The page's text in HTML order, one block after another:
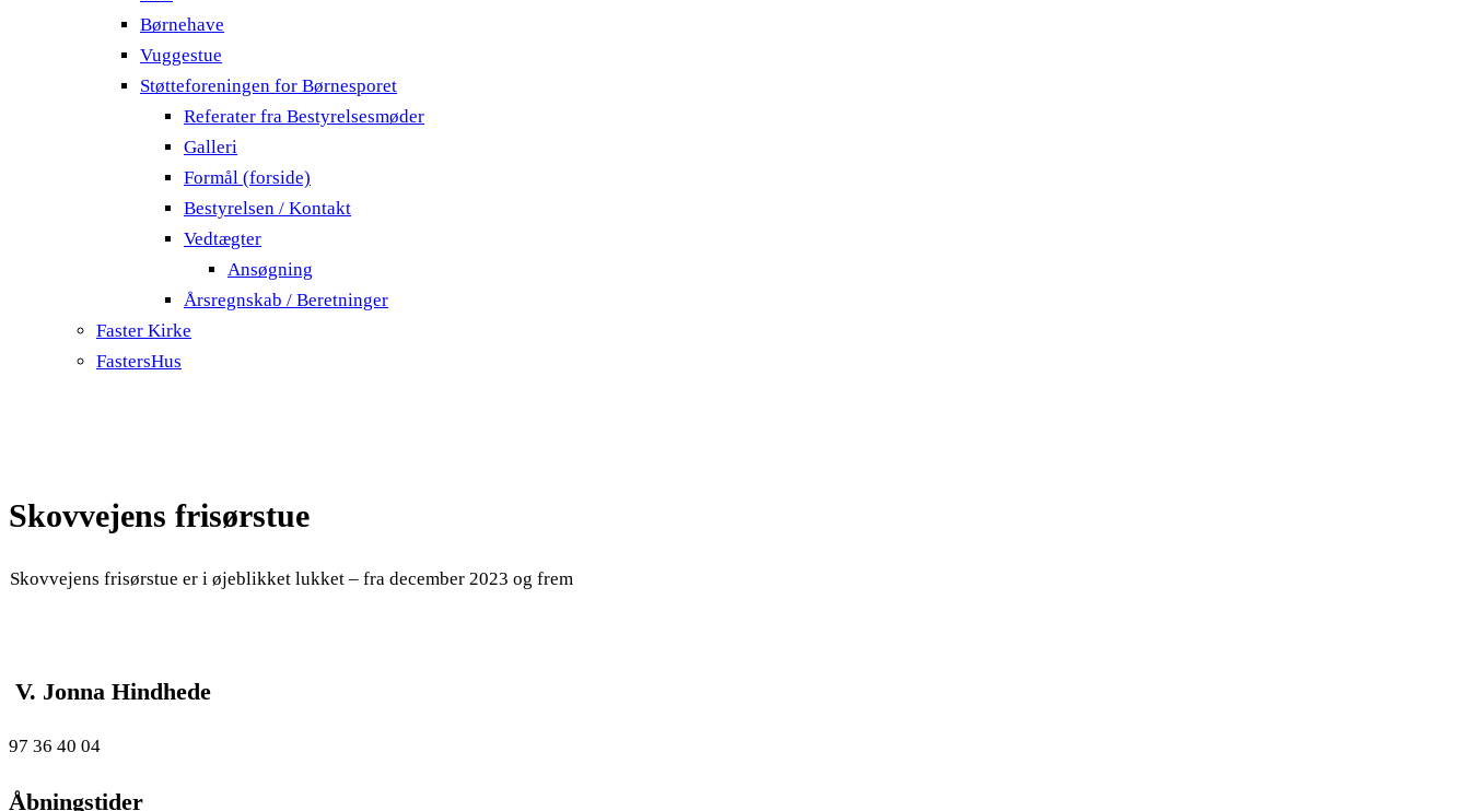
Børnehave
Vuggestue
Støtteforeningen for Børnesporet
Referater fra Bestyrelsesmøder
Galleri
Formål (forside)
Bestyrelsen / Kontakt
Vedtægter
Ansøgning
Årsregnskab / Beretninger
Faster Kirke
FastersHus
Skovvejens frisørstue
Skovvejens frisørstue er i øjeblikket lukket – fra december 2023 og frem
V. Jonna Hindhede
97 36 40 04
Åbningstider